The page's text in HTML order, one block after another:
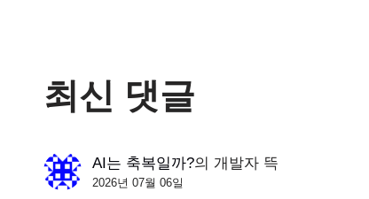
최신 댓글
AI는 축복일까?의 개발자 뜩
2026년 07월 06일